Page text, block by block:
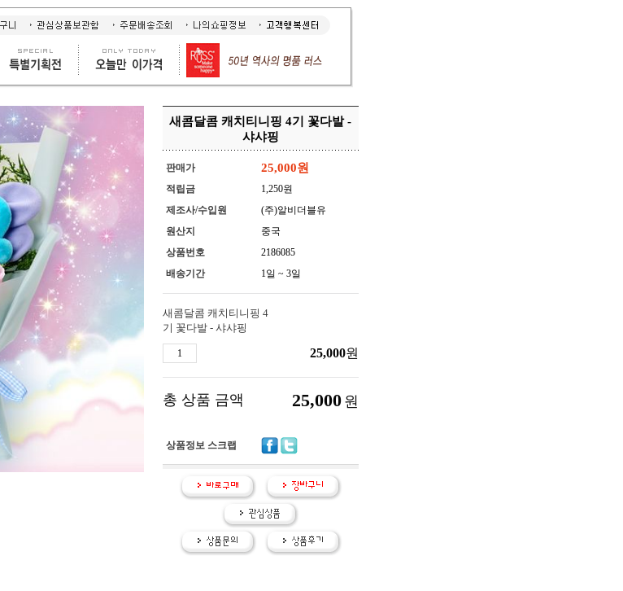
새콤달콤 캐치티니핑 4기 꽃다발 -
샤샤핑
판매가 25,000원
적립금
1,250원
제조사/수입원
(주)알비더블유
원산지
중국
상품번호
2186085
배송기간
1일 ~ 3일
새콤달콤 캐치티니핑 4
기 꽃다발 - 샤샤핑
25,000원
총 상품 금액 25,000 원
상품정보 스크랩